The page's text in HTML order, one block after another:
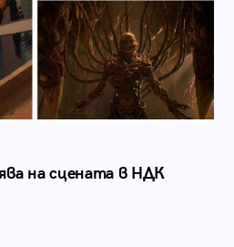
на сцената в НДК